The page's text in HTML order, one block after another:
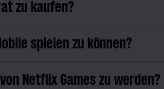
zu kaufen?
spielen zu können?
Netflix Games zu werden?